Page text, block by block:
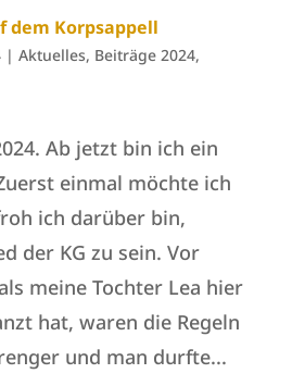
dem Korpsappell
| Aktuelles, Beiträge 2024,
Ab jetzt bin ich ein
einmal möchte ich
ich darüber bin,
der KG zu sein. Vor
meine Tochter Lea hier
hat, waren die Regeln
und man durfte...